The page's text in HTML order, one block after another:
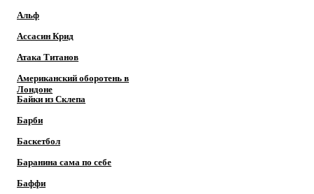
Альф
Ассасин Крид
Атака Титанов
Американский оборотень в
Лондоне
Байки из Склепа
Барби
Баскетбол
Баранина сама по себе
Баффи